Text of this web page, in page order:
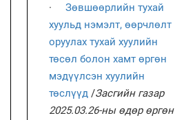
·
Зөвшөөрлийн тухай
хуульд нэмэлт, өөрчлөлт
оруулах тухай хуулийн
төсөл болон хамт өргөн
мэдүүлсэн хуулийн
төслүүд /Засгийн газар
2025.03.26-ны өдөр өргөн